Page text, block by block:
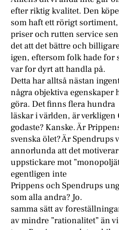
efter riktig kvalitet. Den
som haft ett rörigt
priser och rutten service
det att det bättre och
igen, eftersom folk hade for
var for dyrt att handla på.
Detta har alltså nästan
några objektiva egenskaper
göra. Det finns flera hundra
läskar i världen, är verkligen
godaste? Kanske. Är
svenska ölet? Är Spendrups
annorlunda att det
uppstickare mot
egentligen inte
Prippens och Spendrups
som alla andra? Jo.
samma sätt av
av mindre ”rationalitet” än